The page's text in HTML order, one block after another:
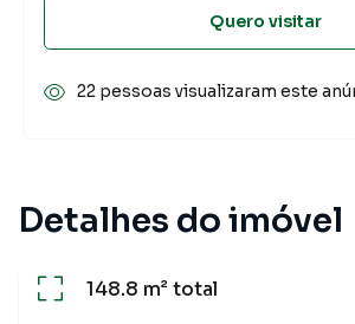
Detalhes do imóvel
148.8 m²total
Quero visitar
22 pessoas visualizaram este